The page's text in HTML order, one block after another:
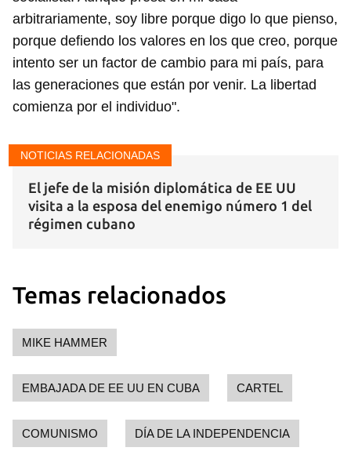
arbitrariamente, soy libre porque digo lo que pienso,
porque defiendo los valores en los que creo, porque
intento ser un factor de cambio para mi país, para
las generaciones que están por venir. La libertad
comienza por el individuo".
NOTICIAS RELACIONADAS
El jefe de la misión diplomática de EE UU
visita a la esposa del enemigo número 1 del
régimen cubano
Temas relacionados
MIKE HAMMER
EMBAJADA DE EE UU EN CUBA CARTEL
COMUNISMO DÍA DE LA INDEPENDENCIA